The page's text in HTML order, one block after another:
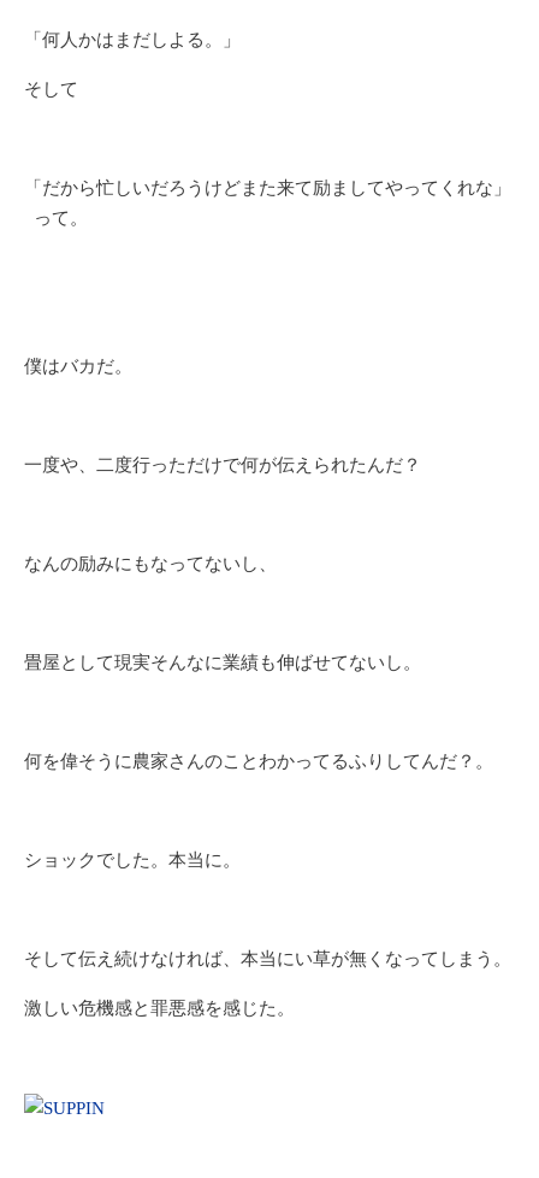
「何人かはまだしよる。」
そして
「だから忙しいだろうけどまた来て励ましてやってくれな」
って。
僕はバカだ。
一度や、二度行っただけで何が伝えられたんだ？
なんの励みにもなってないし、
畳屋として現実そんなに業績も伸ばせてないし。
何を偉そうに農家さんのことわかってるふりしてんだ？。
ショックでした。本当に。
そして伝え続けなければ、本当にい草が無くなってしまう。
激しい危機感と罪悪感を感じた。